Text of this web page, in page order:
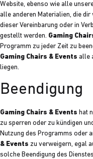
Website, ebenso wie alle
alle anderen Materialien, die
dieser Vereinbarung oder in
gestellt werden. Gaming
Programm zu jeder Zeit zu
Gaming Chairs & Events alle
liegen.
Beendigung
Gaming Chairs & Events hat
zu sperren oder zu kündigen
Nutzung des Programms oder
& Events zu verweigern, egal
solche Beendigung des